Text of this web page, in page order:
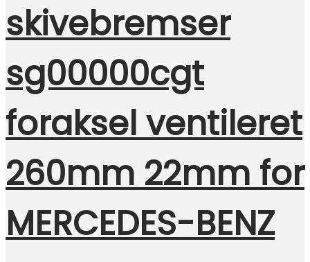
skivebremser
sg00000cgt
foraksel ventileret
260mm 22mm for
MERCEDES-BENZ